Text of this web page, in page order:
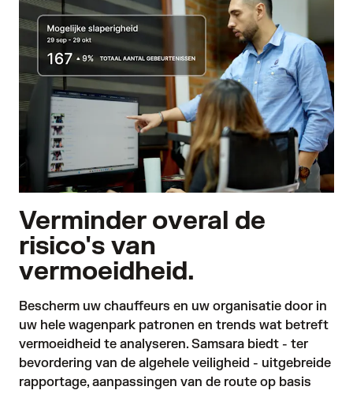
Verminder overal de
risico's van
vermoeidheid.
Bescherm uw chauffeurs en uw organisatie door in
uw hele wagenpark patronen en trends wat betreft
vermoeidheid te analyseren. Samsara biedt - ter
bevordering van de algehele veiligheid - uitgebreide
rapportage, aanpassingen van de route op basis